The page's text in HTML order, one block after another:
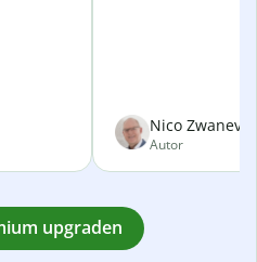
Nico
Autor
upgraden